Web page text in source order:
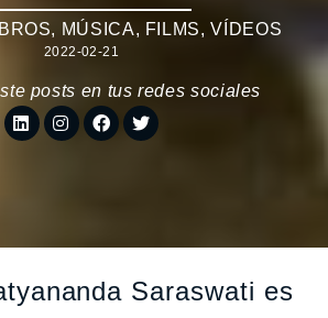
MÚSICA, FILMS, VÍDEOS
2022-02-21
posts en tus redes sociales
Saraswati es